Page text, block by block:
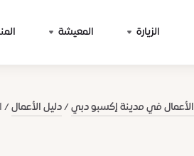
الزيارة المعيشة
الأعمال في مدينة إكسبو دبي دليل الأعمال